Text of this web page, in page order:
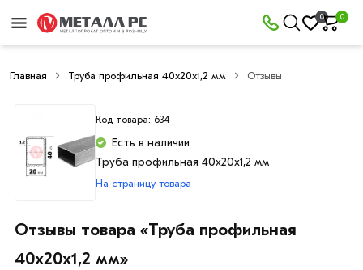
0 0
Главная Труба профильная 40x20x1,2 мм Отзывы
Код товара: 634
Есть в наличии
Труба профильная 40x20x1,2 мм
На страницу товара
Отзывы товара «Труба профильная
40x20x1,2 мм»